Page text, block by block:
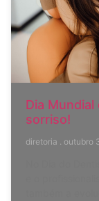
Dia
sorriso!
diretoria outubro